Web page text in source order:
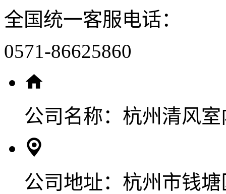
全国统一客服电话：
0571-86625860
公司名称： 杭州清风
公司地址： 杭州市钱